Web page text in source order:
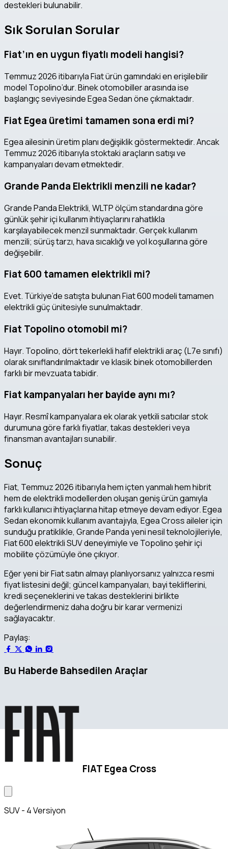
destekleri bulunabilir.
Sık Sorulan Sorular
Fiat’ın en uygun fiyatlı modeli hangisi?
Temmuz 2026 itibarıyla Fiat ürün gamındaki en erişilebilir
model Topolino’dur. Binek otomobiller arasında ise
başlangıç seviyesinde Egea Sedan öne çıkmaktadır.
Fiat Egea üretimi tamamen sona erdi mi?
Egea ailesinin üretim planı değişiklik göstermektedir. Ancak
Temmuz 2026 itibarıyla stoktaki araçların satışı ve
kampanyaları devam etmektedir.
Grande Panda Elektrikli menzili ne kadar?
Grande Panda Elektrikli, WLTP ölçüm standardına göre
günlük şehir içi kullanım ihtiyaçlarını rahatlıkla
karşılayabilecek menzil sunmaktadır. Gerçek kullanım
menzili; sürüş tarzı, hava sıcaklığı ve yol koşullarına göre
değişebilir.
Fiat 600 tamamen elektrikli mi?
Evet. Türkiye’de satışta bulunan Fiat 600 modeli tamamen
elektrikli güç ünitesiyle sunulmaktadır.
Fiat Topolino otomobil mi?
Hayır. Topolino, dört tekerlekli hafif elektrikli araç (L7e sınıfı)
olarak sınıflandırılmaktadır ve klasik binek otomobillerden
farklı bir mevzuata tabidir.
Fiat kampanyaları her bayide aynı mı?
Hayır. Resmî kampanyalara ek olarak yetkili satıcılar stok
durumuna göre farklı fiyatlar, takas destekleri veya
finansman avantajları sunabilir.
Sonuç
Fiat, Temmuz 2026 itibarıyla hem içten yanmalı hem hibrit
hem de elektrikli modellerden oluşan geniş ürün gamıyla
farklı kullanıcı ihtiyaçlarına hitap etmeye devam ediyor. Egea
Sedan ekonomik kullanım avantajıyla, Egea Cross aileler için
sunduğu pratiklikle, Grande Panda yeni nesil teknolojileriyle,
Fiat 600 elektrikli SUV deneyimiyle ve Topolino şehir içi
mobilite çözümüyle öne çıkıyor.
Eğer yeni bir Fiat satın almayı planlıyorsanız yalnızca resmi
fiyat listesini değil; güncel kampanyaları, bayi tekliflerini,
kredi seçeneklerini ve takas desteklerini birlikte
değerlendirmeniz daha doğru bir karar vermenizi
sağlayacaktır.
Paylaş:
Bu Haberde Bahsedilen Araçlar
FIAT Egea Cross
SUV - 4 Versiyon